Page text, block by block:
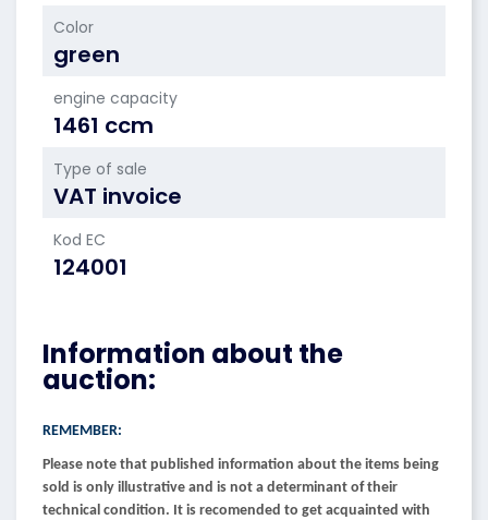
Color
green
engine capacity
1461 ccm
Type of sale
VAT invoice
Kod EC
124001
Information about the
auction:
REMEMBER:
Please note that published information about the items being
sold is only illustrative and is not a determinant of their
technical condition. It is recomended to get acquainted with